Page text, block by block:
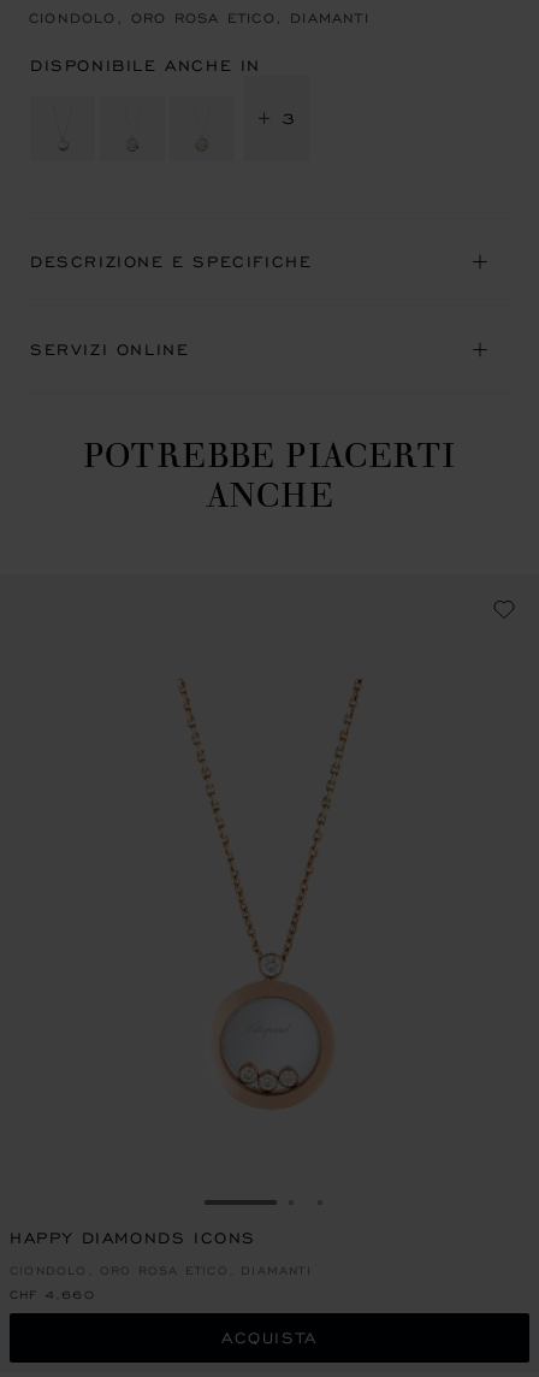
CIONDOLO, ORO ROSA ETICO, DIAMANTI
DISPONIBILE ANCHE IN
+ 3
DESCRIZIONE E SPECIFICHE
SERVIZI ONLINE
POTREBBE PIACERTI
ANCHE
VAI ALLA SLIDE 1
HAPPY DIAMONDS ICONS
CIONDOLO, ORO ROSA ETICO, DIAMANTI
CHF 4,660
ACQUISTA